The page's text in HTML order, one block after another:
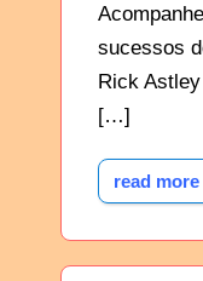
sucessos
Rick
[…]
read more